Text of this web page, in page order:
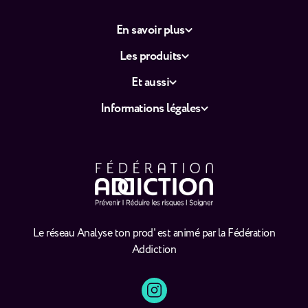
Le réseau Analyse ton prod' est animé par la Fédération
Addiction
En savoir plus
Les produits
Et aussi
Informations légales